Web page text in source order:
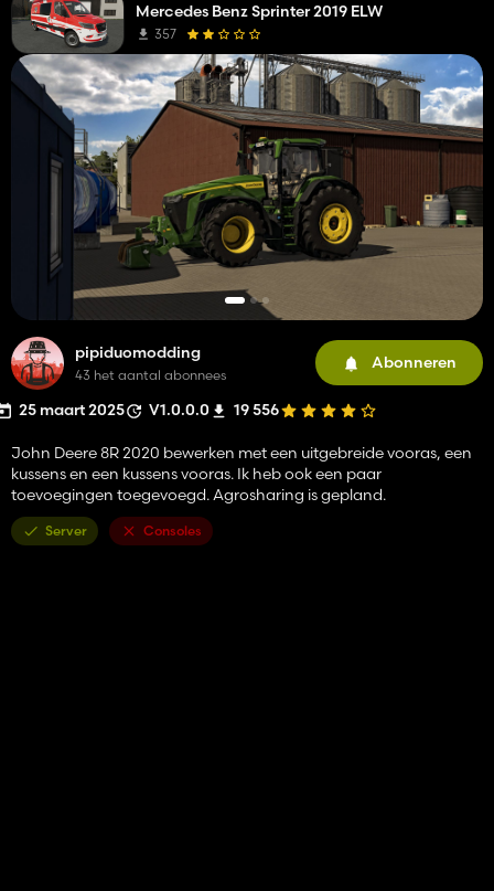
pipiduomodding
43 het aantal abonnees
Abonneren
25 maart 2025 V1.0.0.0 19 556
John Deere 8R 2020 bewerken met een uitgebreide vooras, een
kussens en een kussens vooras. Ik heb ook een paar
toevoegingen toegevoegd. Agrosharing is gepland.
Server Consoles
Mercedes Benz Sprinter 2019 ELW
357